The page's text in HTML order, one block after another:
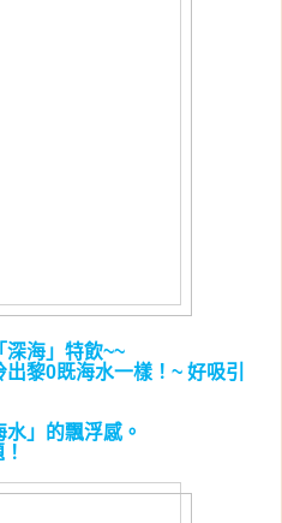
深海」特飲~~
出黎0既海水一樣！ ~ 好吸引
」的飄浮感。